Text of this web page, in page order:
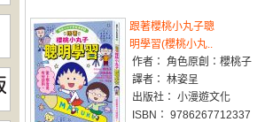
跟著櫻桃小丸子聰
明學習(櫻桃小丸..
作者： 角色原創：櫻桃子
譯者： 林姿呈
出版社： 小漫遊文化
ISBN： 9786267712337